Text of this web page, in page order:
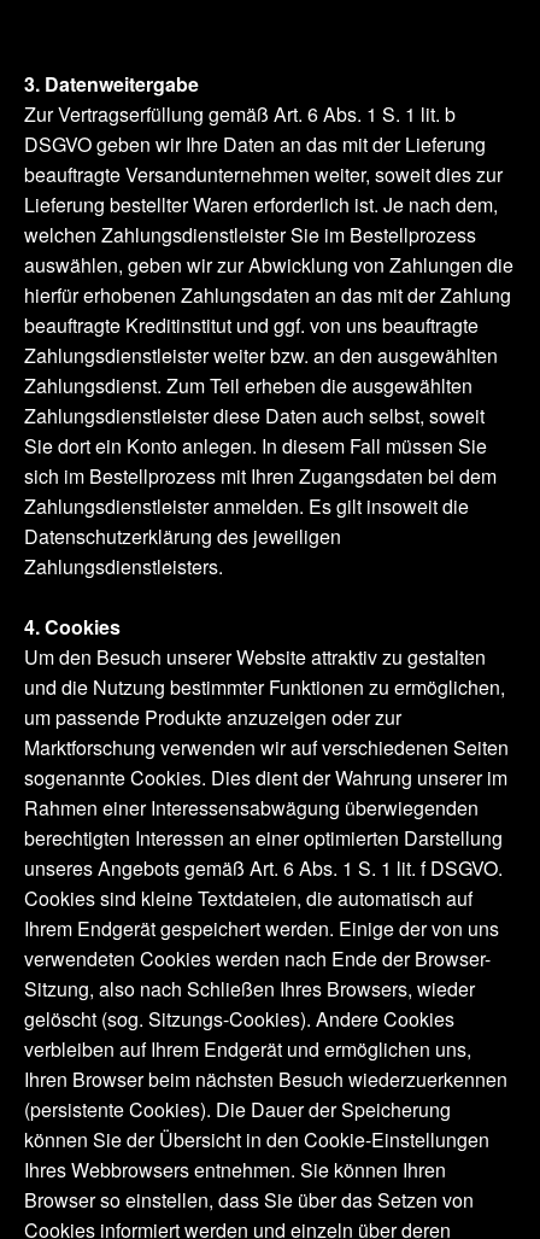
3. Datenweitergabe
Zur Vertragserfüllung gemäß Art. 6 Abs. 1 S. 1 lit. b
DSGVO geben wir Ihre Daten an das mit der Lieferung
beauftragte Versandunternehmen weiter, soweit dies zur
Lieferung bestellter Waren erforderlich ist. Je nach dem,
welchen Zahlungsdienstleister Sie im Bestellprozess
auswählen, geben wir zur Abwicklung von Zahlungen die
hierfür erhobenen Zahlungsdaten an das mit der Zahlung
beauftragte Kreditinstitut und ggf. von uns beauftragte
Zahlungsdienstleister weiter bzw. an den ausgewählten
Zahlungsdienst. Zum Teil erheben die ausgewählten
Zahlungsdienstleister diese Daten auch selbst, soweit
Sie dort ein Konto anlegen. In diesem Fall müssen Sie
sich im Bestellprozess mit Ihren Zugangsdaten bei dem
Zahlungsdienstleister anmelden. Es gilt insoweit die
Datenschutzerklärung des jeweiligen
Zahlungsdienstleisters.
4. Cookies
Um den Besuch unserer Website attraktiv zu gestalten
und die Nutzung bestimmter Funktionen zu ermöglichen,
um passende Produkte anzuzeigen oder zur
Marktforschung verwenden wir auf verschiedenen Seiten
sogenannte Cookies. Dies dient der Wahrung unserer im
Rahmen einer Interessensabwägung überwiegenden
berechtigten Interessen an einer optimierten Darstellung
unseres Angebots gemäß Art. 6 Abs. 1 S. 1 lit. f DSGVO.
Cookies sind kleine Textdateien, die automatisch auf
Ihrem Endgerät gespeichert werden. Einige der von uns
verwendeten Cookies werden nach Ende der Browser-
Sitzung, also nach Schließen Ihres Browsers, wieder
gelöscht (sog. Sitzungs-Cookies). Andere Cookies
verbleiben auf Ihrem Endgerät und ermöglichen uns,
Ihren Browser beim nächsten Besuch wiederzuerkennen
(persistente Cookies). Die Dauer der Speicherung
können Sie der Übersicht in den Cookie-Einstellungen
Ihres Webbrowsers entnehmen. Sie können Ihren
Browser so einstellen, dass Sie über das Setzen von
Cookies informiert werden und einzeln über deren